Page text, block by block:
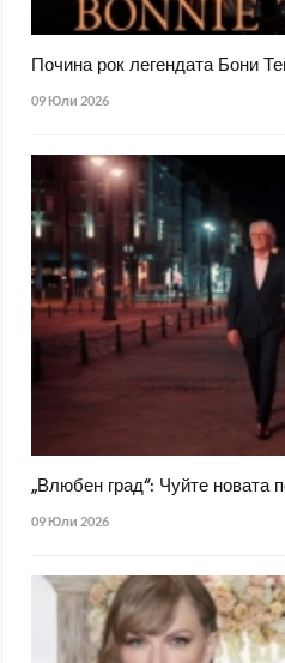
Почина рок легендата Бони
09 Юли 2026
„Влюбен град“: Чуйте новата
09 Юли 2026